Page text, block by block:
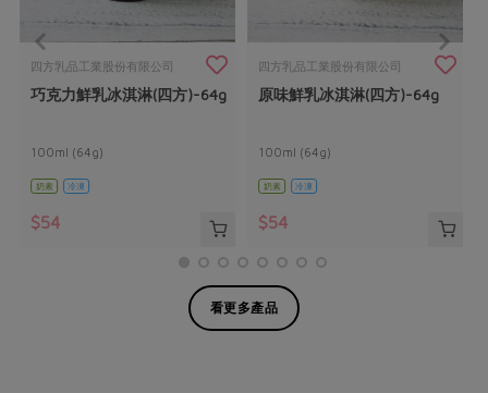
四方乳品工業股份有限公司
巧克力鮮乳冰淇淋(四方)-64g
100ml (64g)
奶素 冷凍
$54
四方乳品工業股份有限公司
原味鮮乳冰淇淋(四方)-64g
100ml (64g)
奶素 冷凍
$54
看更多產品